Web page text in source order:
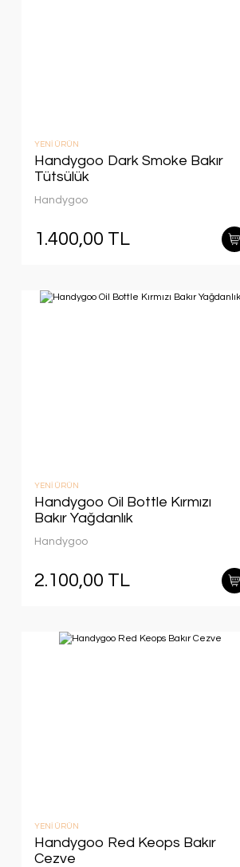
YENİ ÜRÜN
Handygoo Dark Smoke Bakır
Tütsülük
Handygoo
1.400,00 TL
YENİ ÜRÜN
Handygoo Oil Bottle Kırmızı
Bakır Yağdanlık
Handygoo
2.100,00 TL
YENİ ÜRÜN
Handygoo Red Keops Bakır
Cezve